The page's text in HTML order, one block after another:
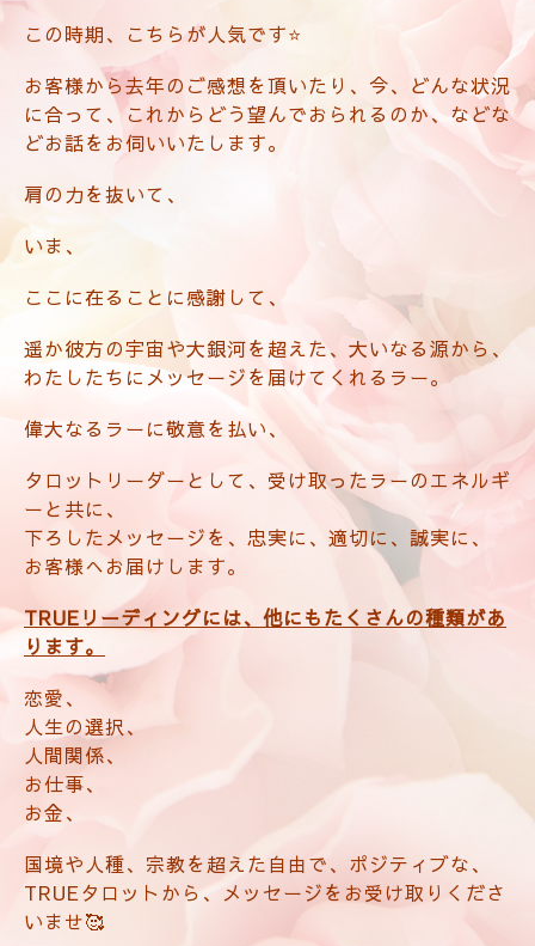
この時期、こちらが人気です⭐️
お客様から去年のご感想を頂いたり、今、どんな状況
に合って、これからどう望んでおられるのか、などな
どお話をお伺いいたします。
肩の力を抜いて、
いま、
ここに在ることに感謝して、
遥か彼方の宇宙や大銀河を超えた、大いなる源から、
わたしたちにメッセージを届けてくれるラー。
偉大なるラーに敬意を払い、
タロットリーダーとして、受け取ったラーのエネルギ
ーと共に、
下ろしたメッセージを、忠実に、適切に、誠実に、
お客様へお届けします。
TRUEリーディングには、他にもたくさんの種類があ
ります。
恋愛、
人生の選択、
人間関係、
お仕事、
お金、
国境や人種、宗教を超えた自由で、ポジティブな、
TRUEタロットから、メッセージをお受け取りくださ
いませ🥰